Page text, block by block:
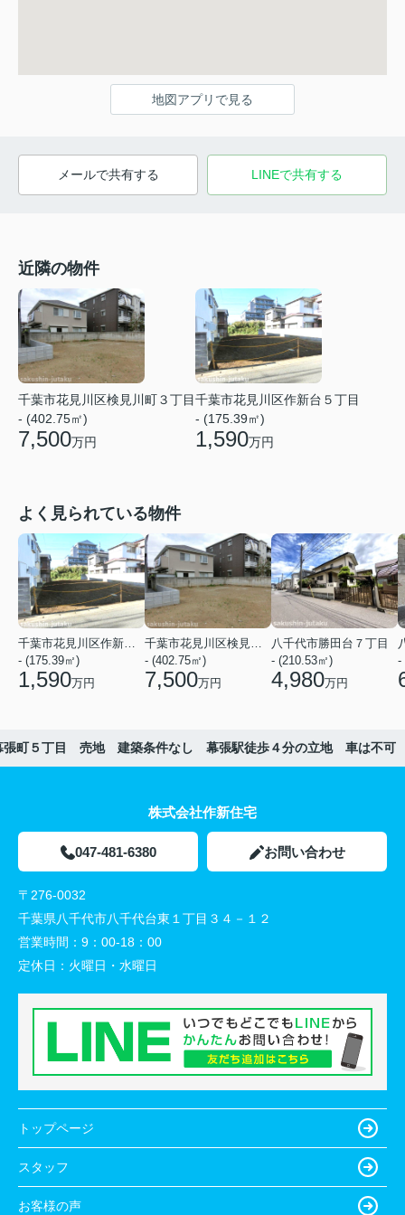
地図アプリで見る
メールで共有する LINEで共有する
近隣の物件
千葉市花見川区検見川町３丁目
- (402.75㎡)
7,500万円
千葉市花見川区作新台５丁目
- (175.39㎡)
1,590万円
よく見られている物件
千葉市花見川区作新台５丁目
- (175.39㎡)
1,590万円
千葉市花見川区検見川町３丁目
- (402.75㎡)
7,500万円
八千代市勝田台７丁目
- (210.53㎡)
4,980万円
-
張町５丁目 売地 建築条件なし 幕張駅徒歩４分の立地 車は不可
株式会社作新住宅
047-481-6380 お問い合わせ
〒276-0032
千葉県八千代市八千代台東１丁目３４－１２
営業時間： 9：00-18：00
定休日： 火曜日・水曜日
トップページ
スタッフ
お客様の声